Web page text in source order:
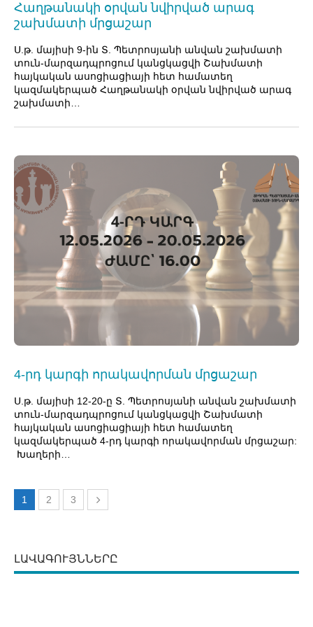
Հաղթանակի օրվան նվիրված արագ
շախմատի մրցաշար
Ս.թ. մայիսի 9-ին Տ. Պետրոսյանի անվան շախմատի
տուն-մարզադպրոցում կանցկացվի Շախմատի
հայկական ասոցիացիայի հետ համատեղ
կազմակերպած Հաղթանակի օրվան նվիրված արագ
շախմատի…
4-րդ կարգի որակավորման մրցաշար
Ս.թ. մայիսի 12-20-ը Տ. Պետրոսյանի անվան շախմատի
տուն-մարզադպրոցում կանցկացվի Շախմատի
հայկական ասոցիացիայի հետ համատեղ
կազմակերպած 4-րդ կարգի որակավորման մրցաշար:
Խաղերի…
1 2 3
ԼԱՎԱԳՈՒՅՆՆԵՐԸ